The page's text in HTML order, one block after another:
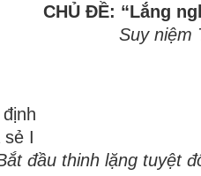
CHỦ ĐỀ: “Lắng
Suy niệm
I
đầu thinh lặng tuyệt